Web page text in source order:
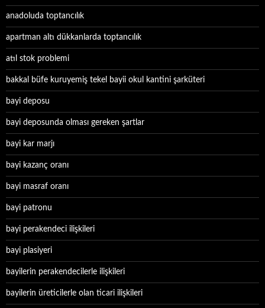
anadoluda toptancılık
apartman altı dükkanlarda toptancılık
atıl stok problemi
bakkal büfe kuruyemiş tekel bayii okul kantini şarküteri
bayi deposu
bayi deposunda olması gereken şartlar
bayi kar marjı
bayi kazanç oranı
bayi masraf oranı
bayi patronu
bayi perakendeci ilişkileri
bayi plasiyeri
bayilerin perakendecilerle ilişkileri
bayilerin üreticilerle olan ticari ilişkileri